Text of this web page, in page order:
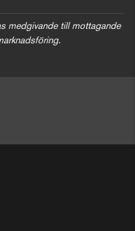
medgivande till mottagande